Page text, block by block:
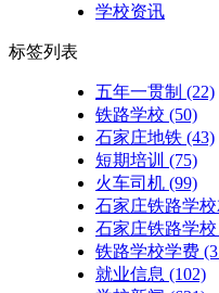
学校资讯
标签列表
五年一贯制 (22)
铁路学校 (50)
石家庄地铁 (43)
短期培训 (75)
火车司机 (99)
石家庄铁路学
石家庄铁路学校
铁路学校学费
就业信息 (102)